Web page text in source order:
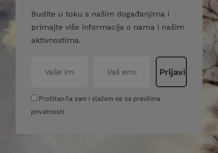
Budite u toku s našim događanjima i
primajte više informacija o nama i našim
aktivnostima.
Pročitao/la sam i slažem se sa pravilima
privatnosti